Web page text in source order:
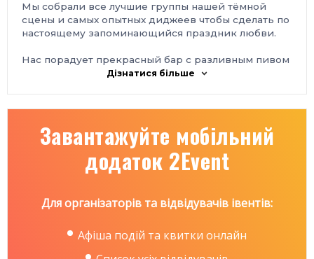
Мы собрали все лучшие группы нашей тёмной
сцены и самых опытных диджеев чтобы сделать по
настоящему запоминающийся праздник любви.
Нас порадует прекрасный бар с разливным пивом
и большим выбором коктейлей, удобная чил-аут
В программе выступления групп:
► Crazy Juliet (fairy wave)
https://vk.com/club16833583
Дізнатися більше
Завантажуйте мобільний
додаток 2Event
Для організаторів та відвідувачів івентів:
Афіша подій та квитки онлайн